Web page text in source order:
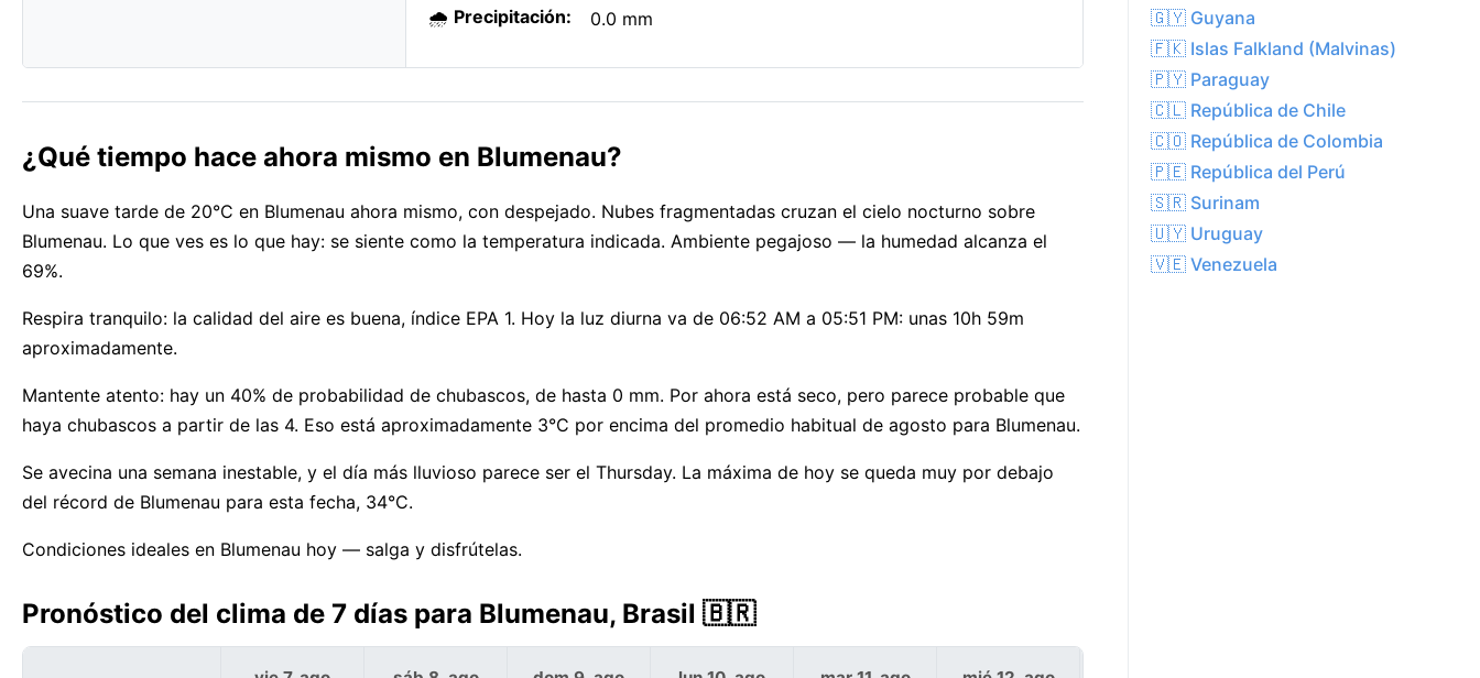
🌧️ Precipitación: 0.0 mm
¿Qué tiempo hace ahora mismo en Blumenau?
Una suave tarde de 20°C en Blumenau ahora mismo, con despejado. Nubes fragmentadas cruzan el cielo nocturno sobre
Blumenau. Lo que ves es lo que hay: se siente como la temperatura indicada. Ambiente pegajoso — la humedad alcanza el
69%.
Respira tranquilo: la calidad del aire es buena, índice EPA 1. Hoy la luz diurna va de 06:52 AM a 05:51 PM: unas 10h 59m
aproximadamente.
Mantente atento: hay un 40% de probabilidad de chubascos, de hasta 0 mm. Por ahora está seco, pero parece probable que
haya chubascos a partir de las 4. Eso está aproximadamente 3°C por encima del promedio habitual de agosto para Blumenau.
Se avecina una semana inestable, y el día más lluvioso parece ser el Thursday. La máxima de hoy se queda muy por debajo
del récord de Blumenau para esta fecha, 34°C.
Condiciones ideales en Blumenau hoy — salga y disfrútelas.
Pronóstico del clima de 7 días para Blumenau, Brasil 🇧🇷
🇬🇾 Guyana
🇫🇰 Islas Falkland (Malvinas)
🇵🇾 Paraguay
🇨🇱 República de Chile
🇨🇴 República de Colombia
🇵🇪 República del Perú
🇸🇷 Surinam
🇺🇾 Uruguay
🇻🇪 Venezuela